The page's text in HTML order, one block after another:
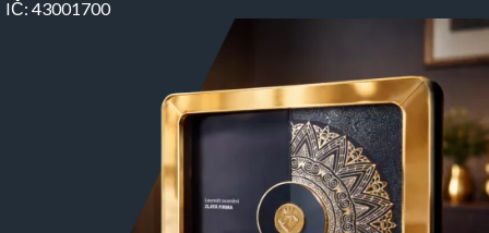
IČ: 43001700